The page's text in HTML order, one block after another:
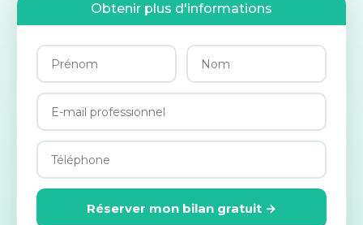
Obtenir plus d'informations
Réserver mon bilan gratuit →